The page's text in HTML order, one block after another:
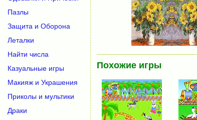
Похожие игры
Пазлы
Защита и Оборона
Леталки
Найти числа
Казуальные игры
Макияж и Украшения
Приколы и мультики
Драки